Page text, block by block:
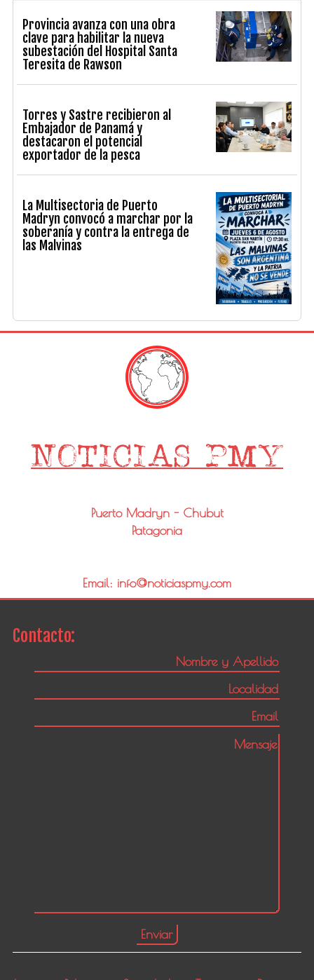
Provincia avanza con una obra
clave para habilitar la nueva
subestación del Hospital Santa
Teresita de Rawson
Torres y Sastre recibieron al
Embajador de Panamá y
destacaron el potencial
exportador de la pesca
La Multisectoria de Puerto
Madryn convocó a marchar por la
soberanía y contra la entrega de
las Malvinas
Puerto Madryn - Chubut
Patagonia
Email: info@noticiaspmy.com
Contacto: